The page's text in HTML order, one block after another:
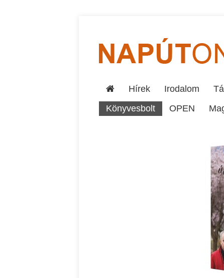
Hírek Irodalom
Könyvesbolt
OPEN